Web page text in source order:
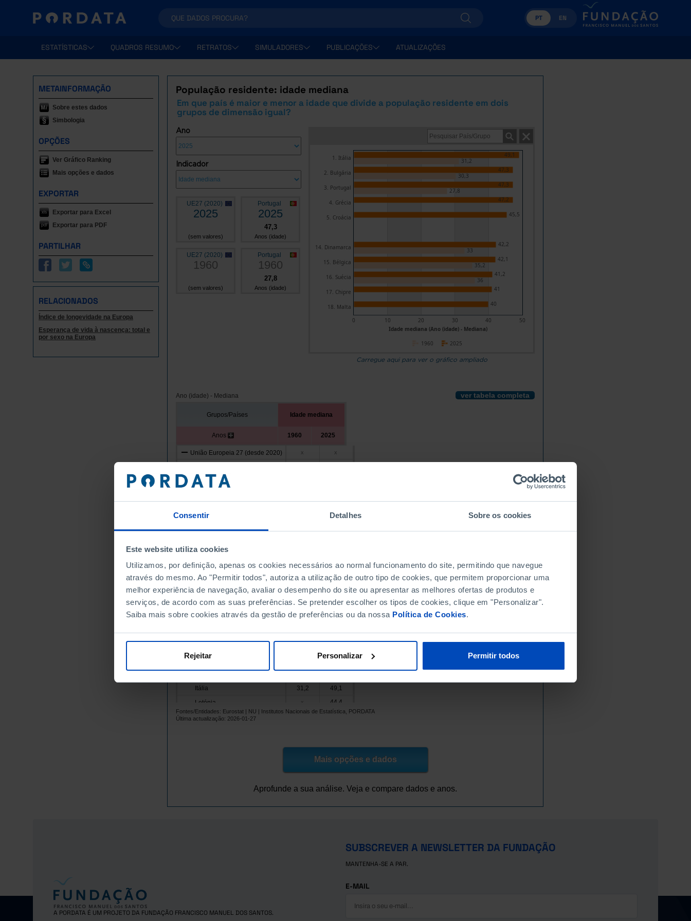
Consentir Detalhes Sobre os cookies
Este website utiliza cookies
Utilizamos, por definição, apenas os cookies necessários ao normal funcionamento do site, permitindo que navegue
através do mesmo. Ao "Permitir todos", autoriza a utilização de outro tipo de cookies, que permitem proporcionar uma
melhor experiência de navegação, avaliar o desempenho do site ou apresentar as melhores ofertas de produtos e
serviços, de acordo com as suas preferências. Se pretender escolher os tipos de cookies, clique em "Personalizar".
Saiba mais sobre cookies através da gestão de preferências ou da nossa Política de Cookies.
Rejeitar Personalizar Permitir todos
PT EN
ESTATÍSTICAS QUADROS RESUMO RETRATOS SIMULADORES PUBLICAÇÕES ATUALIZAÇÕES
METAINFORMAÇÃO
Sobre estes dados
Simbologia
OPÇÕES
Ver Gráfico Ranking
Mais opções e dados
EXPORTAR
Exportar para Excel
Exportar para PDF
PARTILHAR
RELACIONADOS
Índice de longevidade na Europa
Esperança de vida à nascença: total e
por sexo na Europa
População residente: idade mediana
Em que país é maior e menor a idade que divide a população residente em dois
grupos de dimensão igual?
Ano
Indicador
UE27 (2020)
2025
(sem valores)
Portugal
2025
47,3
Anos (idade)
UE27 (2020)
1960
(sem valores)
Portugal
1960
27,8
Anos (idade)
Idade mediana (Ano (idade) - Mediana)
0 10 20 30 40 50
1. Itália
2. Bulgária
3. Portugal
4. Grécia
5. Croácia
14. Dinamarca
15. Bélgica
16. Suécia
17. Chipre
18. Malta
49,1
47,3
47,3
47,2
45,5
42,2
42,1
41,2
41
40
31,2
30,3
27,8
33
35,2
36
2025
1960
Carregue aqui para ver o gráfico ampliado
Ano (idade) - Mediana ver tabela completa
Grupos/Países Idade mediana
Anos 1960 2025
União Europeia 27 (desde 2020) x x
Áustria
Dinamarca
Eslováquia
27,5 x
Eslovénia x
45,5
Espanha
29,6 x
Estónia 32,0
42,9
Finlândia
28,4
43,5
França
x x
Hungria
x
Itália 31,2
49,1
Letónia
x
44,4
Lituânia
x
26,4 Pro43,4
27,8
47,3
Fontes/Entidades: Eurostat | NU | Institutos Nacionais de Estatística, PORDATA
Última actualização: 2026-01-27
Mais opções e dados
Aprofunde a sua análise. Veja e compare dados e anos.
A PORDATA É UM PROJETO DA FUNDAÇÃO FRANCISCO MANUEL DOS SANTOS.
SUBSCREVER A NEWSLETTER DA FUNDAÇÃO
MANTENHA-SE A PAR.
E-MAIL